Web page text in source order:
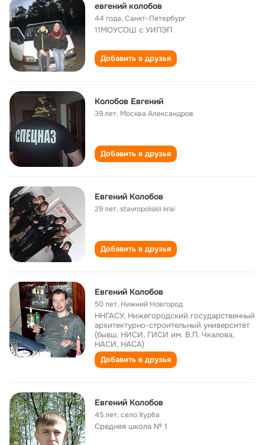
евгений колобов
44 года,Санкт-Петербург
11МОУСОШ с УИПЭП
Добавить в друзья
Колобов Евгений
39 лет, Москва Александров
Добавить в друзья
Евгений Колобов
29 лет,stavropolskii krai
Добавить в друзья
Евгений Колобов
50 лет, Нижний Новгород
ННГАСУ, Нижегородский государственный
архитектурно-строительный университет
(бывш. НИСИ, ГИСИ им. В.П. Чкалова,
НАСИ, НАСА)
Добавить в друзья
Евгений Колобов
45 лет,село Хурба
Средняя школа № 1